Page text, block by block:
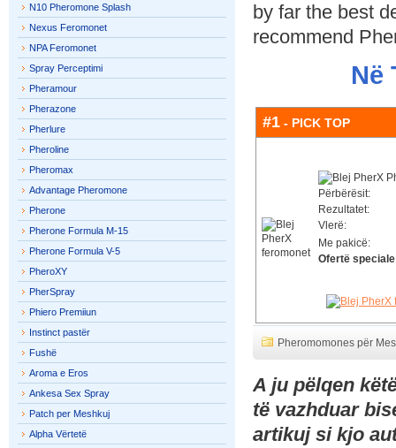
by far the best
recommend
Në
#1 - PICK TOP
Përbërësit:
Rezultatet:
Vlerë:
Me pakicë:
Ofertë
Pheromomones për
A ju pëlqen
të vazhduar
artikuj si kjo
N10 Pheromone Splash
Nexus Feromonet
NPA Feromonet
Spray Perceptimi
Pheramour
Pherazone
Pherlure
Pheroline
Pheromax
Advantage Pheromone
Pherone
Pherone Formula M-15
Pherone Formula V-5
PheroXY
PherSpray
Phiero Premiiun
Instinct pastër
Fushë
Aroma e Eros
Ankesa Sex Spray
Patch per Meshkuj
Alpha Vërtetë